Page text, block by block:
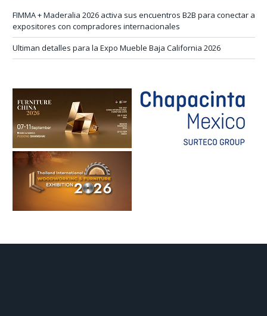
FIMMA + Maderalia 2026 activa sus encuentros B2B para conectar a
expositores con compradores internacionales
Ultiman detalles para la Expo Mueble Baja California 2026